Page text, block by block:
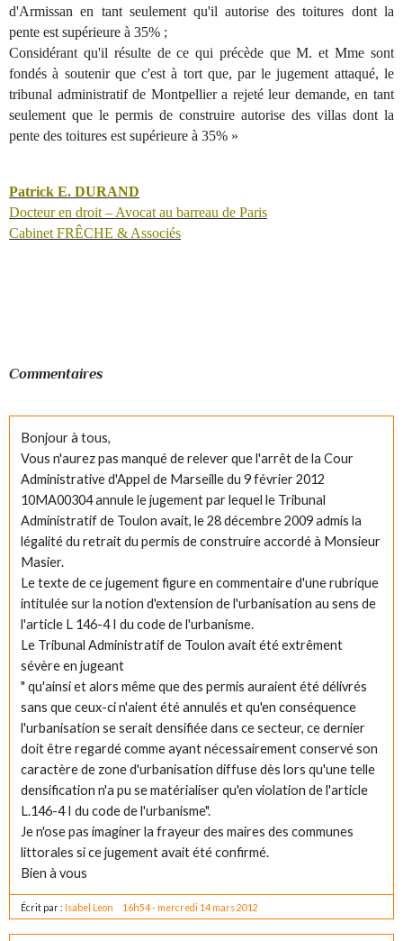
d'Armissan en tant seulement qu'il autorise des toitures dont la
pente est supérieure à 35% ;
Considérant qu'il résulte de ce qui précède que M. et Mme sont
fondés à soutenir que c'est à tort que, par le jugement attaqué, le
tribunal administratif de Montpellier a rejeté leur demande, en tant
seulement que le permis de construire autorise des villas dont la
pente des toitures est supérieure à 35% »
Patrick E. DURAND
Docteur en droit – Avocat au barreau de Paris
Cabinet FRÊCHE & Associés
Commentaires
Bonjour à tous,
Vous n'aurez pas manqué de relever que l'arrêt de la Cour
Administrative d'Appel de Marseille du 9 février 2012
10MA00304 annule le jugement par lequel le Tribunal
Administratif de Toulon avait, le 28 décembre 2009 admis la
légalité du retrait du permis de construire accordé à Monsieur
Masier.
Le texte de ce jugement figure en commentaire d'une rubrique
intitulée sur la notion d'extension de l'urbanisation au sens de
l'article L 146-4 I du code de l'urbanisme.
Le Tribunal Administratif de Toulon avait été extrêment
sévère en jugeant
" qu'ainsi et alors même que des permis auraient été délivrés
sans que ceux-ci n'aient été annulés et qu'en conséquence
l'urbanisation se serait densifiée dans ce secteur, ce dernier
doit être regardé comme ayant nécessairement conservé son
caractère de zone d'urbanisation diffuse dès lors qu'une telle
densification n'a pu se matérialiser qu'en violation de l'article
L.146-4 I du code de l'urbanisme".
Je n'ose pas imaginer la frayeur des maires des communes
littorales si ce jugement avait été confirmé.
Bien à vous
Écrit par : Isabel Leon 16h54- mercredi 14 mars 2012